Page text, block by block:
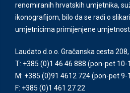
renomiranih hrvatskih umjetnika,
ikonografijom, bilo da se radi o
umjetnicima primijenjene
Laudato d.o.o. Gračanska cesta
T: +385 (0)1 46 46 888 (pon-pet 10-
M: +385 (0)91 4612 724(pon-pet 9-
F: +385 (0)1 461 27 22